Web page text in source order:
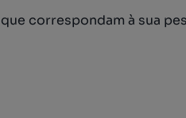
correspondam à sua